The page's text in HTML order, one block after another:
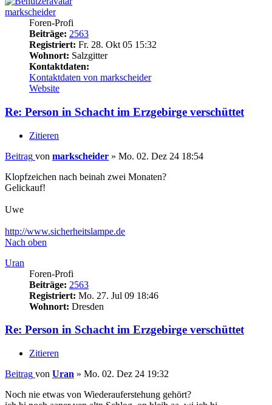
markscheider
Foren-Profi
Beiträge: 2563
Registriert: Fr. 28. Okt 05 15:32
Wohnort: Salzgitter
Kontaktdaten:
Kontaktdaten von markscheider
Website
Re: Person in Schacht im Erzgebirge verschüttet
Zitieren
Beitrag von markscheider » Mo. 02. Dez 24 18:54
Klopfzeichen nach beinah zwei Monaten?
Gelickauf!
Uwe
http://www.sicherheitslampe.de
Nach oben
Uran
Foren-Profi
Beiträge: 2563
Registriert: Mo. 27. Jul 09 18:46
Wohnort: Dresden
Re: Person in Schacht im Erzgebirge verschüttet
Zitieren
Beitrag von Uran » Mo. 02. Dez 24 19:32
Noch nie etwas von Wiederauferstehung gehört?